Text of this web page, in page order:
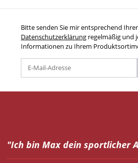
Bitte senden Sie mir entsprechend Ihrer
Datenschutzerklärung regelmäßig und
Informationen zu Ihrem
"Ich bin Max dein sportlicher